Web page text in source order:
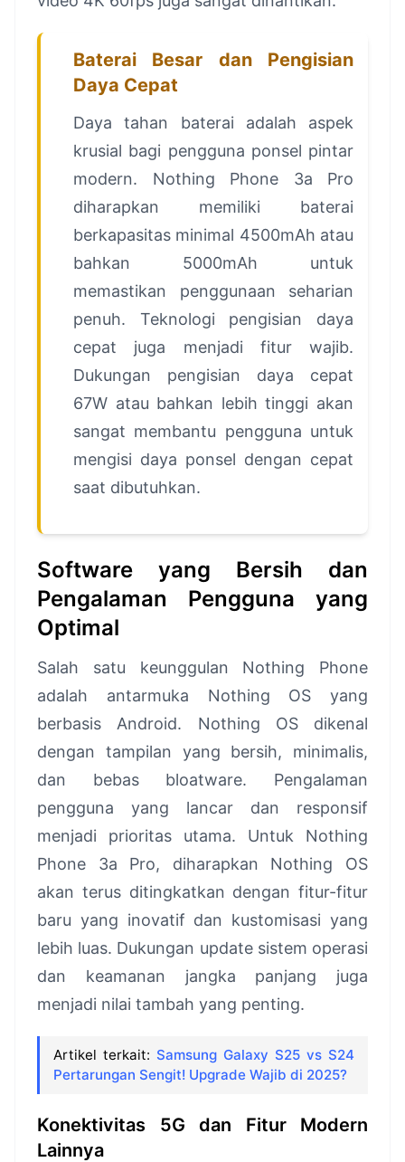
Baterai Besar dan Pengisian
Daya Cepat
Daya tahan baterai adalah aspek
krusial bagi pengguna ponsel pintar
modern. Nothing Phone 3a Pro
diharapkan memiliki baterai
berkapasitas minimal 4500mAh atau
bahkan 5000mAh untuk
memastikan penggunaan seharian
penuh. Teknologi pengisian daya
cepat juga menjadi fitur wajib.
Dukungan pengisian daya cepat
67W atau bahkan lebih tinggi akan
sangat membantu pengguna untuk
mengisi daya ponsel dengan cepat
saat dibutuhkan.
Software yang Bersih dan
Pengalaman Pengguna yang
Optimal
Salah satu keunggulan Nothing Phone
adalah antarmuka Nothing OS yang
berbasis Android. Nothing OS dikenal
dengan tampilan yang bersih, minimalis,
dan bebas bloatware. Pengalaman
pengguna yang lancar dan responsif
menjadi prioritas utama. Untuk Nothing
Phone 3a Pro, diharapkan Nothing OS
akan terus ditingkatkan dengan fitur-fitur
baru yang inovatif dan kustomisasi yang
lebih luas. Dukungan update sistem operasi
dan keamanan jangka panjang juga
menjadi nilai tambah yang penting.
Artikel terkait: Samsung Galaxy S25 vs S24
Pertarungan Sengit! Upgrade Wajib di 2025?
Konektivitas 5G dan Fitur Modern
Lainnya